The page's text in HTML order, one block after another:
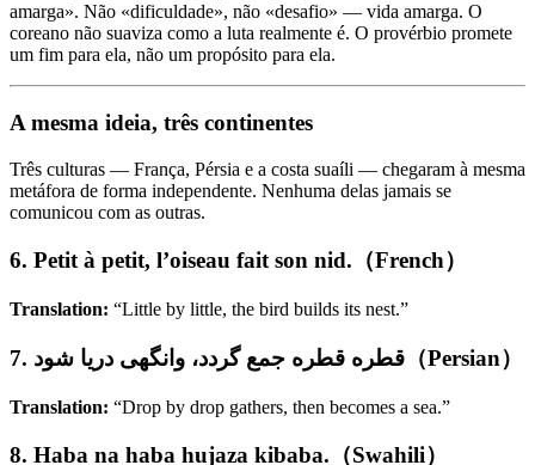
amarga». Não «dificuldade», não «desafio» — vida amarga. O
coreano não suaviza como a luta realmente é. O provérbio promete
um fim para ela, não um propósito para ela.
A mesma ideia, três continentes
Três culturas — França, Pérsia e a costa suaíli — chegaram à mesma
metáfora de forma independente. Nenhuma delas jamais se
comunicou com as outras.
6. Petit à petit, l’oiseau fait son nid.（French）
Translation: “Little by little, the bird builds its nest.”
7. قطره قطره جمع گردد، وانگهی دریا شود（Persian）
Translation: “Drop by drop gathers, then becomes a sea.”
8. Haba na haba hujaza kibaba.（Swahili）